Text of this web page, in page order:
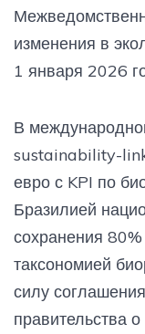
изменения в
1 января 2026
В
sustainability-
евро с KPI по
Бразилией
сохранения
таксономией
силу
правительства